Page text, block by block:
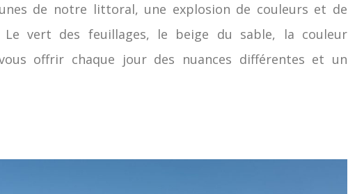
de notre littoral, une explosion de couleurs et de
Le vert des feuillages, le beige du sable, la couleur
offrir chaque jour des nuances différentes et un